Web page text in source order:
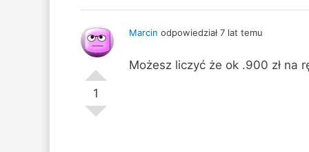
1
Marcin odpowiedział 7 lat temu
Możesz liczyć że ok .900 zł na